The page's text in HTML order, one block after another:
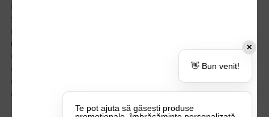
Branduri partenere
Suport dedicat si Intrebari frecvente
BLOG – Promo Tips&Tricks
Certificari si Sustenabilitate
Cariere la Update Advertising
CATALOAGE
Contactează-ne
✕
👋 Bun venit!
Te pot ajuta să găsești produse